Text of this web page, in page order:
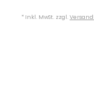
* Inkl. MwSt. zzgl.